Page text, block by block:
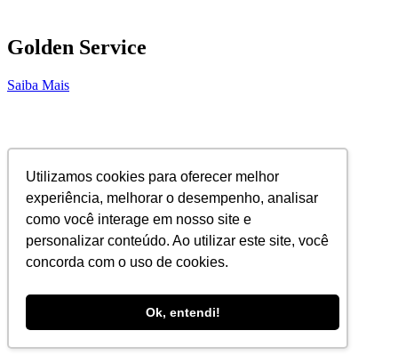
Utilizamos cookies para oferecer melhor
experiência, melhorar o desempenho, analisar
como você interage em nosso site e
personalizar conteúdo. Ao utilizar este site, você
concorda com o uso de cookies.
Ok, entendi!
Golden Service
Saiba Mais
Callmed Exames Complementares
Saiba Mais